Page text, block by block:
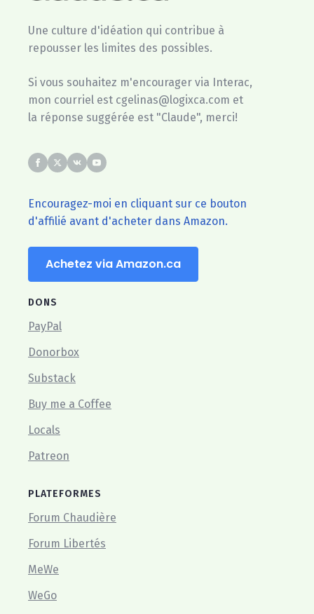
Une culture d'idéation qui contribue à
repousser les limites des possibles.
Si vous souhaitez m'encourager via Interac,
mon courriel est cgelinas@logixca.com et
la réponse suggérée est "Claude", merci!
Encouragez-moi en cliquant sur ce bouton
d'affilié avant d'acheter dans Amazon.
Achetez via Amazon.ca
DONS
PayPal
Donorbox
Substack
Buy me a Coffee
Locals
Patreon
PLATEFORMES
Forum Chaudière
Forum Libertés
MeWe
WeGo